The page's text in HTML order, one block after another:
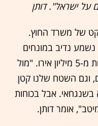
על ישראל". דותן
של משרד החוץ.
נדיב במונחים
ישראליים: 21 מיליון שקל, קצת פחות מ-5 מיליון אירו. "מול
וגם השטח שלנו קטן
גדולה בשנגחאי. אבל בכוחות
אומר דותן.